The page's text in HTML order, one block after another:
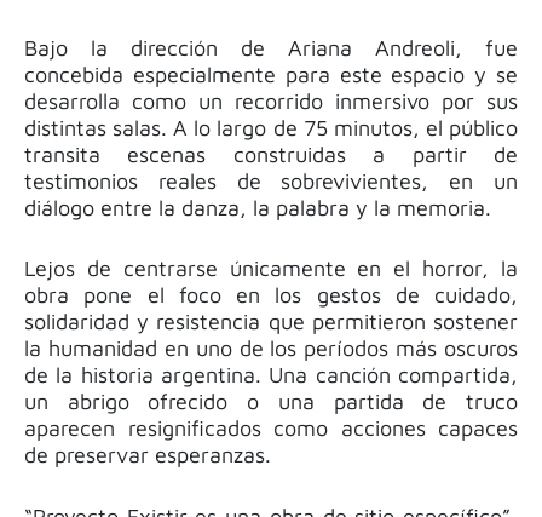
Bajo la dirección de Ariana Andreoli, fue
concebida especialmente para este espacio y se
desarrolla como un recorrido inmersivo por sus
distintas salas. A lo largo de 75 minutos, el público
transita escenas construidas a partir de
testimonios reales de sobrevivientes, en un
diálogo entre la danza, la palabra y la memoria.
Lejos de centrarse únicamente en el horror, la
obra pone el foco en los gestos de cuidado,
solidaridad y resistencia que permitieron sostener
la humanidad en uno de los períodos más oscuros
de la historia argentina. Una canción compartida,
un abrigo ofrecido o una partida de truco
aparecen resignificados como acciones capaces
de preservar esperanzas.